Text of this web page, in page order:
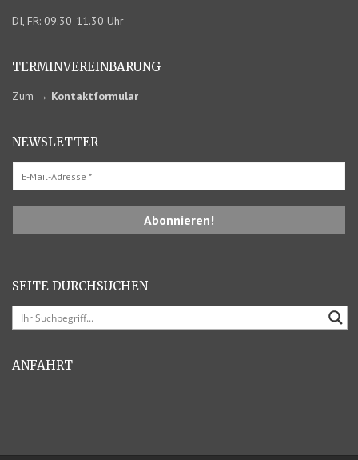
DI, FR: 09.30-11.30 Uhr
TERMIN­VEREINBARUNG
Zum → Kontaktformular
NEWSLETTER
SEITE DURCHSUCHEN
ANFAHRT